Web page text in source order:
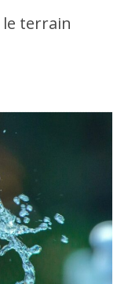
le terrain